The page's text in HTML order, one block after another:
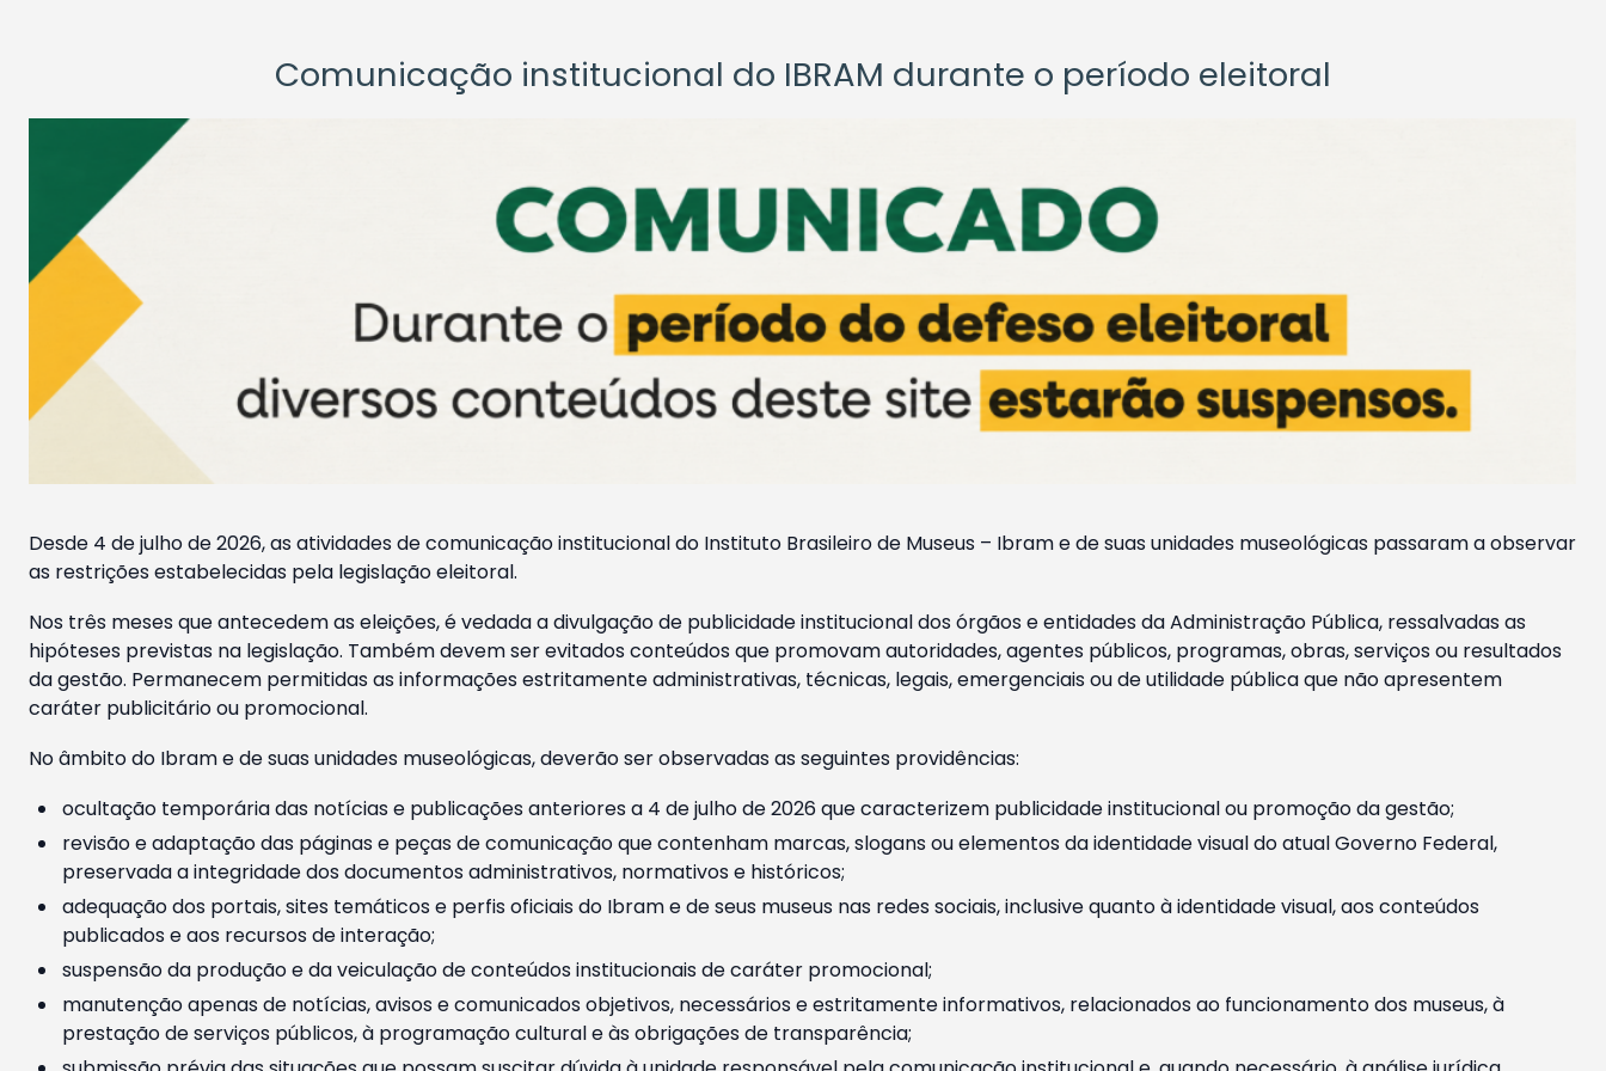
Comunicação institucional do IBRAM durante o período eleitoral
Desde 4 de julho de 2026, as atividades de comunicação institucional do Instituto Brasileiro de Museus – Ibram e de suas unidades museológicas passaram a observar
as restrições estabelecidas pela legislação eleitoral.
Nos três meses que antecedem as eleições, é vedada a divulgação de publicidade institucional dos órgãos e entidades da Administração Pública, ressalvadas as
hipóteses previstas na legislação. Também devem ser evitados conteúdos que promovam autoridades, agentes públicos, programas, obras, serviços ou resultados
da gestão. Permanecem permitidas as informações estritamente administrativas, técnicas, legais, emergenciais ou de utilidade pública que não apresentem
caráter publicitário ou promocional.
No âmbito do Ibram e de suas unidades museológicas, deverão ser observadas as seguintes providências:
ocultação temporária das notícias e publicações anteriores a 4 de julho de 2026 que caracterizem publicidade institucional ou promoção da gestão;
revisão e adaptação das páginas e peças de comunicação que contenham marcas, slogans ou elementos da identidade visual do atual Governo Federal,
preservada a integridade dos documentos administrativos, normativos e históricos;
adequação dos portais, sites temáticos e perfis oficiais do Ibram e de seus museus nas redes sociais, inclusive quanto à identidade visual, aos conteúdos
publicados e aos recursos de interação;
suspensão da produção e da veiculação de conteúdos institucionais de caráter promocional;
manutenção apenas de notícias, avisos e comunicados objetivos, necessários e estritamente informativos, relacionados ao funcionamento dos museus, à
prestação de serviços públicos, à programação cultural e às obrigações de transparência;